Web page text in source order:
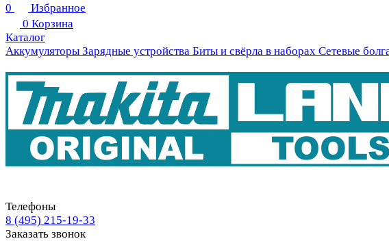
0
Избранное
0 Корзина
Каталог
Аккумуляторы Зарядные устройства Биты и свёрла в наборах Сетевые
Телефоны
8 (495) 215-19-33
Заказать звонок